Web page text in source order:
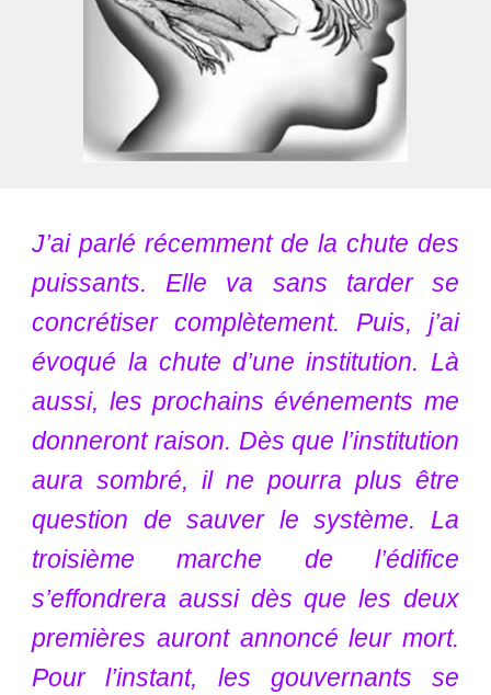
J’ai parlé récemment de la chute des
puissants. Elle va sans tarder se
concrétiser complètement. Puis, j’ai
évoqué la chute d’une institution. Là
aussi, les prochains événements me
donneront raison. Dès que l’institution
aura sombré, il ne pourra plus être
question de sauver le système. La
troisième marche de l’édifice
s’effondrera aussi dès que les deux
premières auront annoncé leur mort.
Pour l’instant, les gouvernants se